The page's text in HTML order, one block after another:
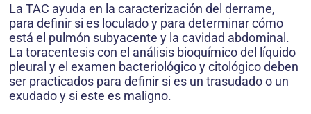
La TAC ayuda en la caracterización del derrame,
para definir si es loculado y para determinar cómo
está el pulmón subyacente y la cavidad abdominal.
La toracentesis con el análisis bioquímico del líquido
pleural y el examen bacteriológico y citológico deben
ser practicados para definir si es un trasudado o un
exudado y si este es maligno.